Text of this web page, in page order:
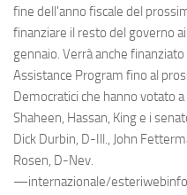
fine dell'anno fiscale del
finanziare il resto del governo
gennaio. Verrà anche
Assistance Program fino al
Democratici che hanno votato
Shaheen, Hassan, King e i
Dick Durbin, D-Ill., John
Rosen, D-Nev.
—internazionale/